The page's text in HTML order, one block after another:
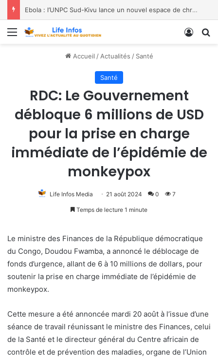
Ebola : l’UNPC Sud-Kivu lance un nouvel espace de chroniques pour renforcer la sensibilisation
Menu
Accueil / Actualités / Santé
Santé
RDC: Le Gouvernement
débloque 6 millions de USD
pour la prise en charge
immédiate de l’épidémie de
monkeypox
Life Infos Media 21 août 2024 0 7
Temps de lecture 1 minute
Le ministre des Finances de la République démocratique
du Congo, Doudou Fwamba, a annoncé le déblocage de
fonds d’urgence, allant de 6 à 10 millions de dollars, pour
soutenir la prise en charge immédiate de l’épidémie de
monkeypox.
Cette mesure a été annoncée mardi 20 août à l’issue d’une
séance de travail réunissant le ministre des Finances, celui
de la Santé et le directeur général du Centre africain de
contrôle et de prévention des maladies, organe de l’Union